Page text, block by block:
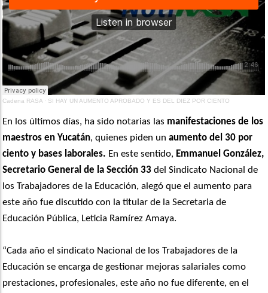
Cadena RASA · SI HAY UN AUMENTO APROBADO Y ES DEL DIEZ POR CIENTO
En los últimos días, ha sido notarias las manifestaciones de los
maestros en Yucatán, quienes piden un aumento del 30 por
ciento y bases laborales. En este sentido, Emmanuel González,
Secretario General de la Sección 33 del Sindicato Nacional de
los Trabajadores de la Educación, alegó que el aumento para
este año fue discutido con la titular de la Secretaria de
Educación Pública, Leticia Ramírez Amaya.
“Cada año el sindicato Nacional de los Trabajadores de la
Educación se encarga de gestionar mejoras salariales como
prestaciones, profesionales, este año no fue diferente, en el